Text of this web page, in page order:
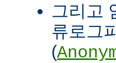
그리고
류로그
(